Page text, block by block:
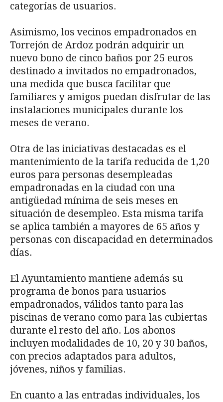
categorías de usuarios.
Asimismo, los vecinos empadronados en
Torrejón de Ardoz podrán adquirir un
nuevo bono de cinco baños por 25 euros
destinado a invitados no empadronados,
una medida que busca facilitar que
familiares y amigos puedan disfrutar de las
instalaciones municipales durante los
meses de verano.
Otra de las iniciativas destacadas es el
mantenimiento de la tarifa reducida de 1,20
euros para personas desempleadas
empadronadas en la ciudad con una
antigüedad mínima de seis meses en
situación de desempleo. Esta misma tarifa
se aplica también a mayores de 65 años y
personas con discapacidad en determinados
días.
El Ayuntamiento mantiene además su
programa de bonos para usuarios
empadronados, válidos tanto para las
piscinas de verano como para las cubiertas
durante el resto del año. Los abonos
incluyen modalidades de 10, 20 y 30 baños,
con precios adaptados para adultos,
jóvenes, niños y familias.
En cuanto a las entradas individuales, los